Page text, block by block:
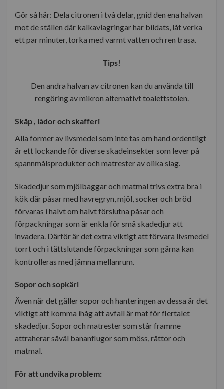
Gör så här: Dela citronen i två delar, gnid den ena halvan
mot de ställen där kalkavlagringar har bildats, låt verka
ett par minuter, torka med varmt vatten och ren trasa.
Tips!
Den andra halvan av citronen kan du använda till
rengöring av mikron alternativt toalettstolen.
Skåp , lådor och skafferi
Alla former av livsmedel som inte tas om hand ordentligt
är ett lockande för diverse skadeinsekter som lever på
spannmålsprodukter och matrester av olika slag.
Skadedjur som mjölbaggar och matmal trivs extra bra i
kök där påsar med havregryn, mjöl, socker och bröd
förvaras i halvt om halvt förslutna påsar och
förpackningar som är enkla för små skadedjur att
invadera. Därför är det extra viktigt att förvara livsmedel
torrt och i tättslutande förpackningar som gärna kan
kontrolleras med jämna mellanrum.
Sopor och sopkärl
Även när det gäller sopor och hanteringen av dessa är det
viktigt att komma ihåg att avfall är mat för flertalet
skadedjur. Sopor och matrester som står framme
attraherar såväl bananflugor som möss, råttor och
matmal.
För att undvika problem: